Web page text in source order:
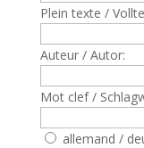
Plein texte /
Auteur / Autor:
Mot clef /
allemand /